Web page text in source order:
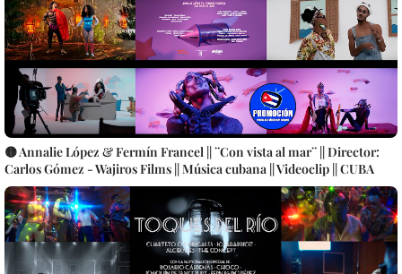
🟡 Annalie López & Fermín Francel || ¨Con vista al mar¨ || Director:
Carlos Gómez - Wajiros Films || Música cubana || Videoclip || CUBA